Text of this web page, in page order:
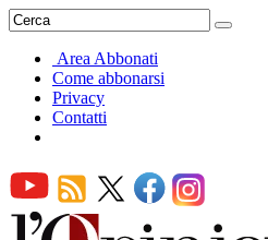
Area Abbonati
Come abbonarsi
Privacy
Contatti